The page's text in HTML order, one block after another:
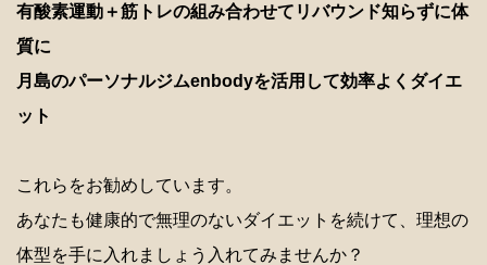
有酸素運動＋筋トレの組み合わせてリバウンド知らずに体
質に
月島のパーソナルジムenbodyを活用して効率よくダイエ
ット
これらをお勧めしています。
あなたも健康的で無理のないダイエットを続けて、理想の
体型を手に入れましょう入れてみませんか？